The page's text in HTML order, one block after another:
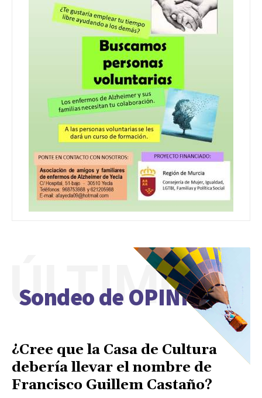
Sondeo de OPINIÓN
ÚLTIMO
¿Cree que la Casa de Cultura
debería llevar el nombre de
Francisco Guillem Castaño?